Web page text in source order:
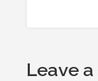
Leave